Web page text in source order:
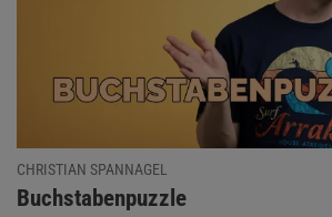
CHRISTIAN SPANNAGEL
:
Buchstabenpuzzle